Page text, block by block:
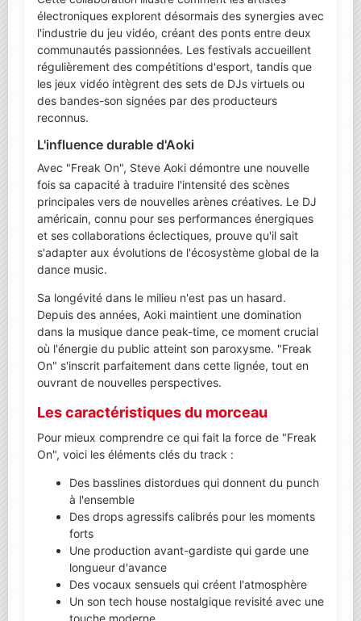
électroniques explorent désormais des synergies avec
l'industrie du jeu vidéo, créant des ponts entre deux
communautés passionnées. Les festivals accueillent
régulièrement des compétitions d'esport, tandis que
les jeux vidéo intègrent des sets de DJs virtuels ou
des bandes-son signées par des producteurs
reconnus.
L'influence durable d'Aoki
Avec "Freak On", Steve Aoki démontre une nouvelle
fois sa capacité à traduire l'intensité des scènes
principales vers de nouvelles arènes créatives. Le DJ
américain, connu pour ses performances énergiques
et ses collaborations éclectiques, prouve qu'il sait
s'adapter aux évolutions de l'écosystème global de la
dance music.
Sa longévité dans le milieu n'est pas un hasard.
Depuis des années, Aoki maintient une domination
dans la musique dance peak-time, ce moment crucial
où l'énergie du public atteint son paroxysme. "Freak
On" s'inscrit parfaitement dans cette lignée, tout en
ouvrant de nouvelles perspectives.
Les caractéristiques du morceau
Pour mieux comprendre ce qui fait la force de "Freak
On", voici les éléments clés du track :
Des basslines distordues qui donnent du punch
à l'ensemble
Des drops agressifs calibrés pour les moments
forts
Une production avant-gardiste qui garde une
longueur d'avance
Des vocaux sensuels qui créent l'atmosphère
Un son tech house nostalgique revisité avec une